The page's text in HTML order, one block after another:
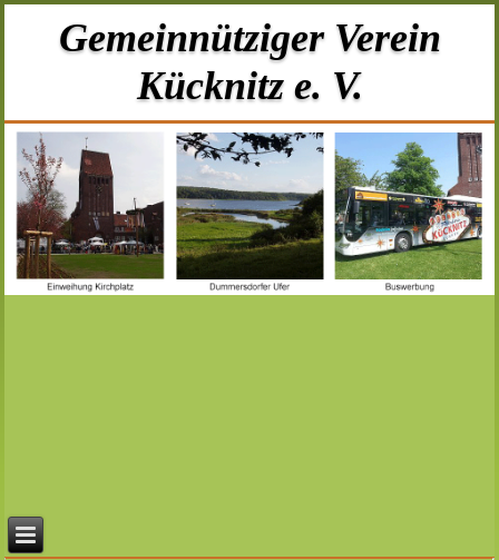
Gemeinnütziger Verein
Kücknitz e. V.